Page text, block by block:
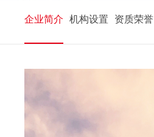
企业简介 机构设置 资质荣誉